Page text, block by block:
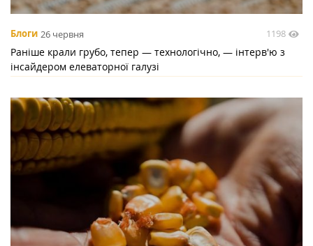
Блоги 26 червня 1198
Раніше крали грубо, тепер — технологічно, — інтерв'ю з
інсайдером елеваторної галузі